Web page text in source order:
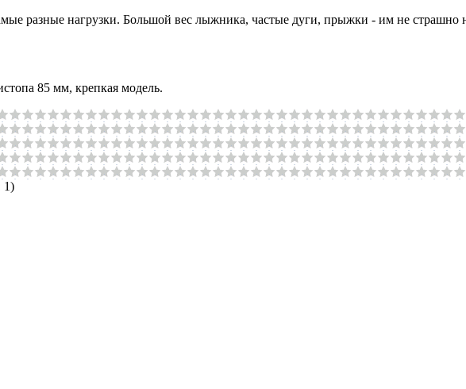
разные нагрузки. Большой вес лыжника, частые дуги, прыжки - им не страшно
85 мм, крепкая модель.
)